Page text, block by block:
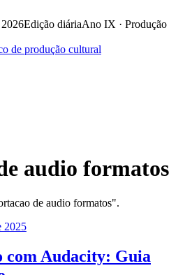
Edição diáriaAno IX · Produção
de produção cultural
audio formatos
de audio formatos".
2025
com Audacity: Guia